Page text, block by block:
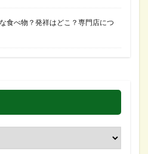
食べ物？発祥はどこ？専門店につ